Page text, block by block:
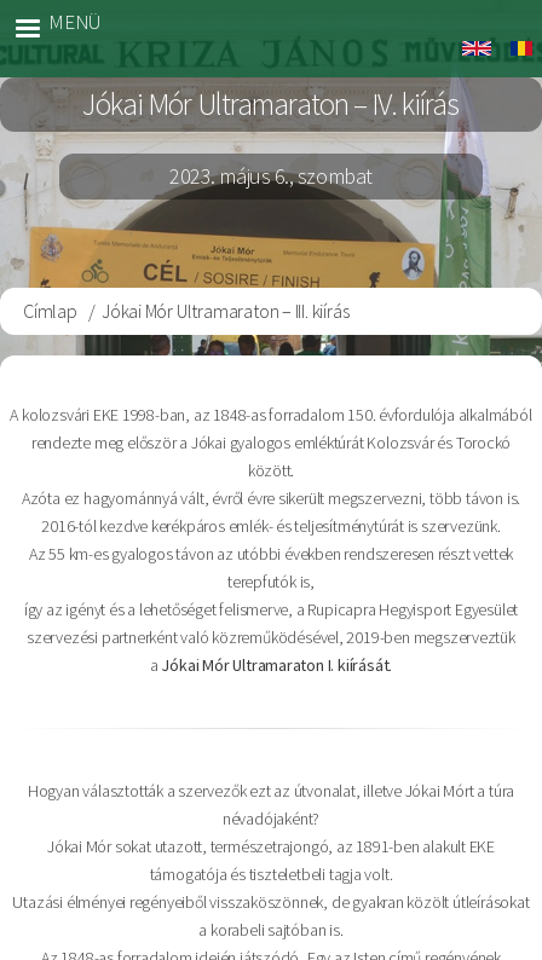
a
tartalomra
Jokai
Maraton
MENÜ
Jókai Mór Ultramaraton – IV. kiírás
2023. május 6., szombat
Morzsa
Címlap Jókai Mór Ultramaraton – III. kiírás
A kolozsvári EKE 1998-ban, az 1848-as forradalom 150. évfordulója alkalmából
rendezte meg először a Jókai gyalogos emléktúrát Kolozsvár és Torockó
között.
Azóta ez hagyománnyá vált, évről évre sikerült megszervezni, több távon is.
2016-tól kezdve kerékpáros emlék- és teljesítménytúrát is szervezünk.
Az 55 km-es gyalogos távon az utóbbi években rendszeresen részt vettek
terepfutók is,
így az igényt és a lehetőséget felismerve, a Rupicapra Hegyisport Egyesület
szervezési partnerként való közreműködésével, 2019-ben megszerveztük
a Jókai Mór Ultramaraton I. kiírását.
Hogyan választották a szervezők ezt az útvonalat, illetve Jókai Mórt a túra
névadójaként?
Jókai Mór sokat utazott, természetrajongó, az 1891-ben alakult EKE
támogatója és tiszteletbeli tagja volt.
Utazási élményei regényeiből visszaköszönnek, de gyakran közölt útleírásokat
a korabeli sajtóban is.